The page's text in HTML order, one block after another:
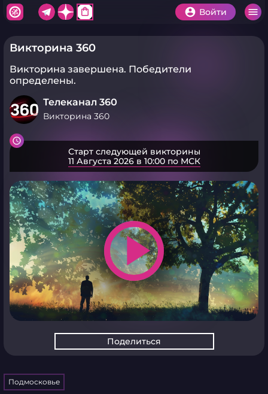
shopping_bag Войти
Викторина 360
Викторина завершена. Победители
определены.
Телеканал 360
Викторина 360
Старт следующей викторины
11 Августа 2026 в 10:00 по МСК
play_arrow
Поделиться
Подмосковье